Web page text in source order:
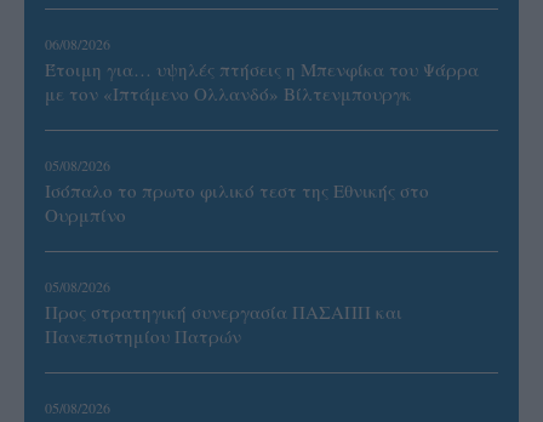
06/08/2026
Έτοιμη για… υψηλές πτήσεις η Μπενφίκα του Ψάρρα
με τον «Ιπτάμενο Ολλανδό» Βίλτενμπουργκ
05/08/2026
Ισόπαλο το πρωτο φιλικό τεστ της Εθνικής στο
Ουρμπίνο
05/08/2026
Προς στρατηγική συνεργασία ΠΑΣΑΠΠ και
Πανεπιστημίου Πατρών
05/08/2026